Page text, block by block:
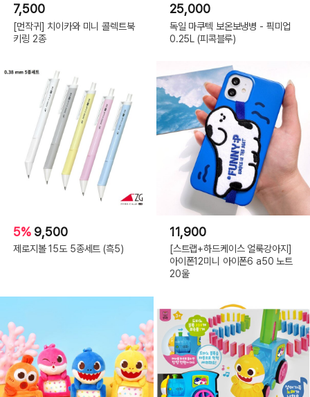
7,500
[먼작귀] 치이카와 미니 콜렉트북
키링 2종
25,000
독일 마쿠텍 보온보냉병 - 픽미업
0.25L (피콕블루)
5% 9,500
제로지볼 15도 5종세트 (흑5)
11,900
[스트랩+하드케이스 얼룩강아지]
아이폰12미니 아이폰6 a50 노트
20울